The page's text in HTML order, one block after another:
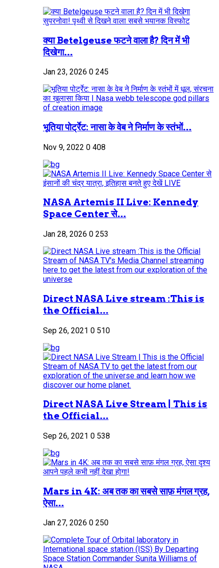
क्या Betelgeuse फटने वाला है? दिन में भी
दिखेगा...
Jan 23, 2026 0 245
भूतिया पोर्ट्रेट: नासा के वेब ने निर्माण के स्तंभों...
Nov 9, 2022 0 408
NASA Artemis II Live: Kennedy
Space Center से...
Jan 28, 2026 0 253
Direct NASA Live stream :This is
the Official...
Sep 26, 2021 0 510
Direct NASA Live Stream | This is
the Official...
Sep 26, 2021 0 538
Mars in 4K: अब तक का सबसे साफ़ मंगल ग्रह,
ऐसा...
Jan 27, 2026 0 250